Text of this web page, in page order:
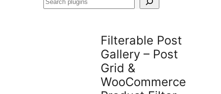
Filterable Post
Gallery – Post
Grid &
WooCommerce